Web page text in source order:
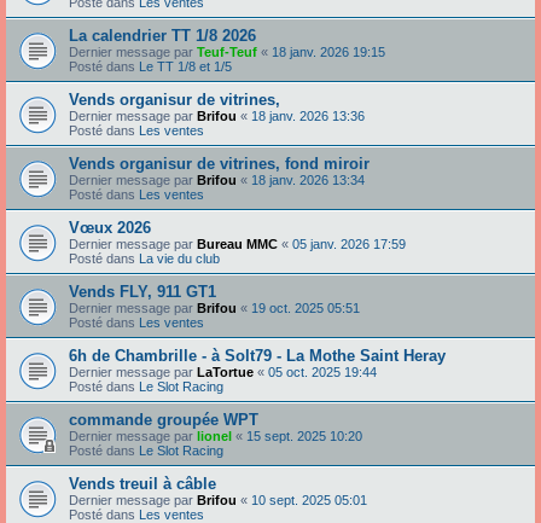
La calendrier TT 1/8 2026
Dernier message par Teuf-Teuf « 18 janv. 2026 19:15
Posté dans Le TT 1/8 et 1/5
Vends organisur de vitrines,
Dernier message par Brifou « 18 janv. 2026 13:36
Posté dans Les ventes
Vends organisur de vitrines, fond miroir
Dernier message par Brifou « 18 janv. 2026 13:34
Posté dans Les ventes
Vœux 2026
Dernier message par Bureau MMC « 05 janv. 2026 17:59
Posté dans La vie du club
Vends FLY, 911 GT1
Dernier message par Brifou « 19 oct. 2025 05:51
Posté dans Les ventes
6h de Chambrille - à Solt79 - La Mothe Saint Heray
Dernier message par LaTortue « 05 oct. 2025 19:44
Posté dans Le Slot Racing
commande groupée WPT
Dernier message par lionel « 15 sept. 2025 10:20
Posté dans Le Slot Racing
Vends treuil à câble
Dernier message par Brifou « 10 sept. 2025 05:01
Posté dans Les ventes